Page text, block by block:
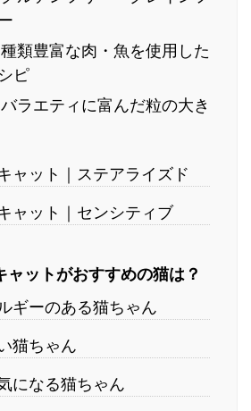
種類豊富な肉・魚を使用した
ピ
バラエティに富んだ粒の大き
ャット｜ステアライズド
ャット｜センシティブ
ャットがおすすめの猫は？
ギーのある猫ちゃん
猫ちゃん
になる猫ちゃん